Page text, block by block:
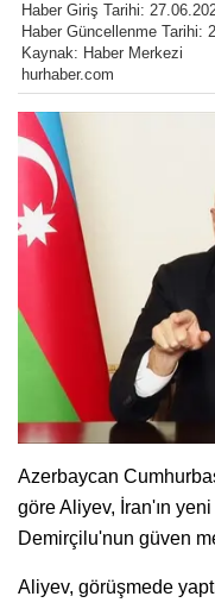
Haber Giriş Tarihi:
Haber Güncellenme Tarihi:
Kaynak: Haber Merkezi
hurhaber.com
Azerbaycan
göre Aliyev, İran'ın
Demirçilu'nun güven
Aliyev, görüşmede